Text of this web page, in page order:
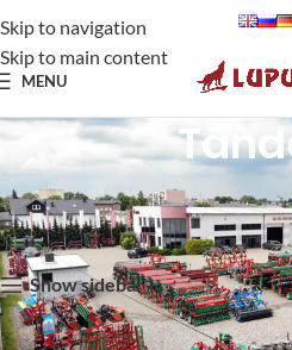
Skip to navigation
Skip to main content
MENU
Strona główna Oferta
Wyświetlanie wszystkich wyników:
Show sidebar